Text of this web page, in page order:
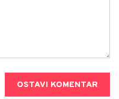
OSTAVI KOMENTAR